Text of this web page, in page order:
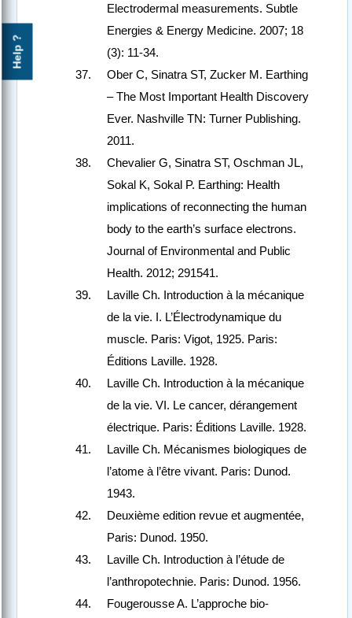
Help ?
Electrodermal measurements. Subtle
Energies & Energy Medicine. 2007; 18
(3): 11-34.
Ober C, Sinatra ST, Zucker M. Earthing
– The Most Important Health Discovery
Ever. Nashville TN: Turner Publishing.
2011.
Chevalier G, Sinatra ST, Oschman JL,
Sokal K, Sokal P. Earthing: Health
implications of reconnecting the human
body to the earth’s surface electrons.
Journal of Environmental and Public
Health. 2012; 291541.
Laville Ch. Introduction à la mécanique
de la vie. I. L’Électrodynamique du
muscle. Paris: Vigot, 1925. Paris:
Éditions Laville. 1928.
Laville Ch. Introduction à la mécanique
de la vie. VI. Le cancer, dérangement
électrique. Paris: Éditions Laville. 1928.
Laville Ch. Mécanismes biologiques de
l’atome à l’être vivant. Paris: Dunod.
1943.
Deuxième edition revue et augmentée,
Paris: Dunod. 1950.
Laville Ch. Introduction à l’étude de
l’anthropotechnie. Paris: Dunod. 1956.
Fougerousse A. L’approche bio-